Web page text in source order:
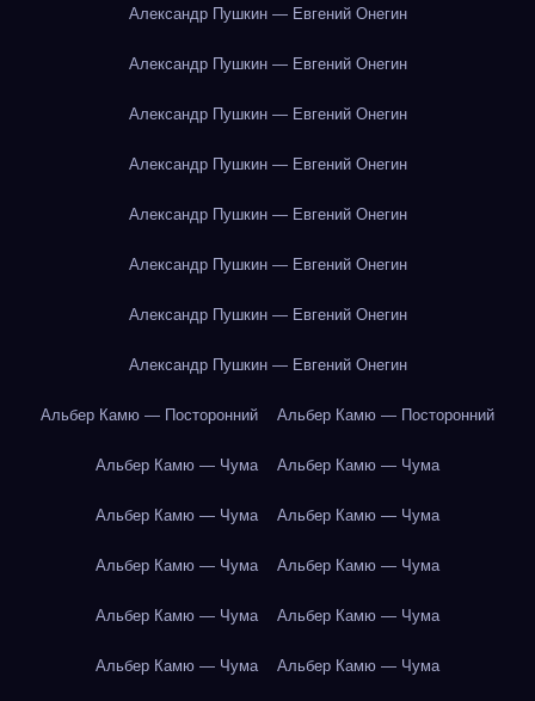
Александр Пушкин — Евгений Онегин
Александр Пушкин — Евгений Онегин
Александр Пушкин — Евгений Онегин
Александр Пушкин — Евгений Онегин
Александр Пушкин — Евгений Онегин
Александр Пушкин — Евгений Онегин
Александр Пушкин — Евгений Онегин
Александр Пушкин — Евгений Онегин
Альбер Камю — Посторонний Альбер Камю — Посторонний
Альбер Камю — Чума Альбер Камю — Чума
Альбер Камю — Чума Альбер Камю — Чума
Альбер Камю — Чума Альбер Камю — Чума
Альбер Камю — Чума Альбер Камю — Чума
Альбер Камю — Чума Альбер Камю — Чума